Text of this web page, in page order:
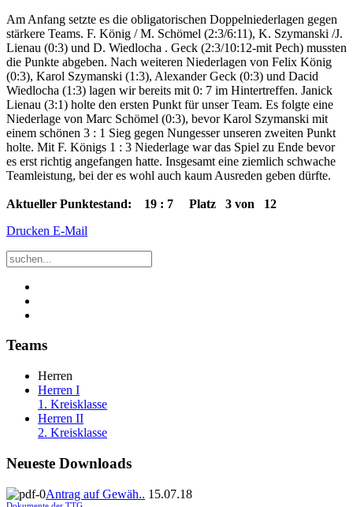
Am Anfang setzte es die obligatorischen Doppelniederlagen gegen
stärkere Teams. F. König / M. Schömel (2:3/6:11), K. Szymanski /J.
Lienau (0:3) und D. Wiedlocha . Geck (2:3/10:12-mit Pech) mussten
die Punkte abgeben. Nach weiteren Niederlagen von Felix König
(0:3), Karol Szymanski (1:3), Alexander Geck (0:3) und Dacid
Wiedlocha (1:3) lagen wir bereits mit 0: 7 im Hintertreffen. Janick
Lienau (3:1) holte den ersten Punkt für unser Team. Es folgte eine
Niederlage von Marc Schömel (0:3), bevor Karol Szymanski mit
einem schönen 3 : 1 Sieg gegen Nungesser unseren zweiten Punkt
holte. Mit F. Königs 1 : 3 Niederlage war das Spiel zu Ende bevor
es erst richtig angefangen hatte. Insgesamt eine ziemlich schwache
Teamleistung, bei der es wohl auch kaum Ausreden geben dürfte.
Aktueller Punktestand: 19 : 7 Platz 3 von 12
Drucken E-Mail
Teams
Herren
Herren I
1. Kreisklasse
Herren II
2. Kreisklasse
Neueste Downloads
Antrag auf Gewäh.. 15.07.18